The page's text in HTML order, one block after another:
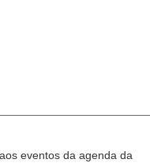
eventos da agenda da